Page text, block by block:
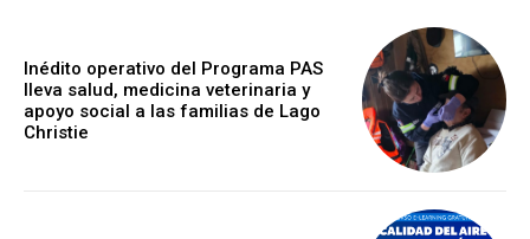
Inédito operativo del Programa PAS
lleva salud, medicina veterinaria y
apoyo social a las familias de Lago
Christie